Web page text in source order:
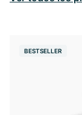
BESTSELLER